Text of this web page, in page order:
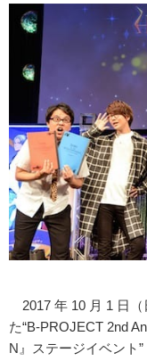
2017 年 10 月 1 日（
た“B-PROJECT 2nd
N』ステージイベント